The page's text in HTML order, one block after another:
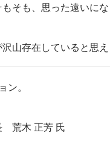
そも、思った遠いに
山存在していると思え
ン。
荒木 正芳 氏